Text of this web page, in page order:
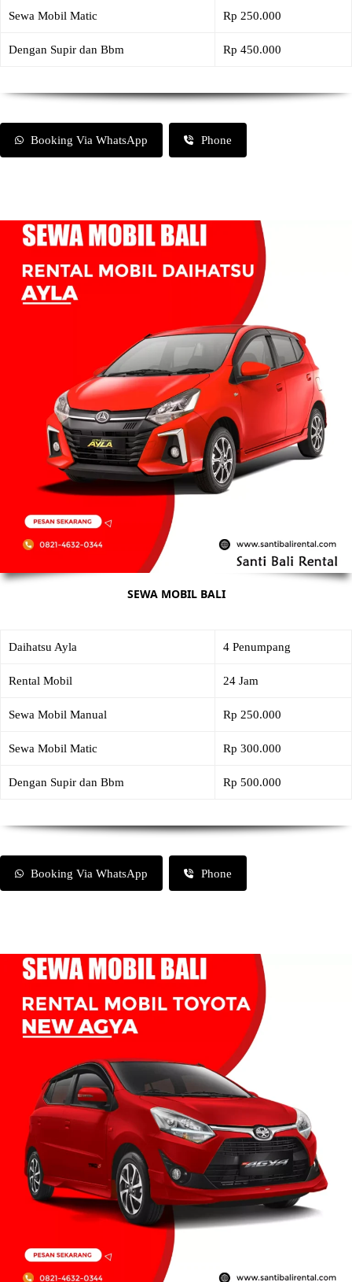
Sewa Mobil Matic Rp 250.000
Dengan Supir dan Bbm Rp 450.000
Booking Via WhatsApp Phone
SEWA MOBIL BALI
Daihatsu Ayla 4 Penumpang
Rental Mobil 24 Jam
Sewa Mobil Manual Rp 250.000
Sewa Mobil Matic Rp 300.000
Dengan Supir dan Bbm Rp 500.000
Booking Via WhatsApp Phone